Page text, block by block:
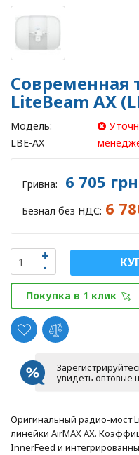
Современная
LiteBeam AX
Модель:
LBE-AX
Гривна: 6 705 грн
Безнал без НДС: 6
Покупка в 1 клик
увидеть оптовые
Оригинальный радио-мост
линейки AirMAX AX.
InnerFeed и